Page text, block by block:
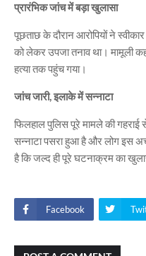
प्रारंभिक जांच में बड़ा खुलासा
पूछताछ के दौरान आरोपियों ने
को लेकर उपजा तनाव था। मामूली
हत्या तक पहुंच गया।
जांच जारी, इलाके में सन्नाटा
फिलहाल पुलिस पूरे मामले की
सन्नाटा पसरा हुआ है और लोग इस
है कि जल्द ही पूरे घटनाक्रम का
Facebook